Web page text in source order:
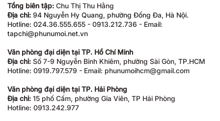
Tổng biên tập: Chu Thị Thu Hằng
Địa chỉ: 94 Nguyễn Hy Quang, phường Đống Đa, Hà Nội.
Hotline: 024.36.555.655 - 0913.212.736 - Email:
tapchi@phunumoi.net.vn
Văn phòng đại diện tại TP. Hồ Chí Minh
Địa chỉ: Số 7-9 Nguyễn Bỉnh Khiêm, phường Sài Gòn, TP.HCM
Hotline: 0919.797.579 - Email: phunumoihcm@gmail.com
Văn phòng đại diện tại TP. Hải Phòng
Địa chỉ: 15 phố Cấm, phường Gia Viên, TP Hải Phòng
Hotline: 0913.242.977